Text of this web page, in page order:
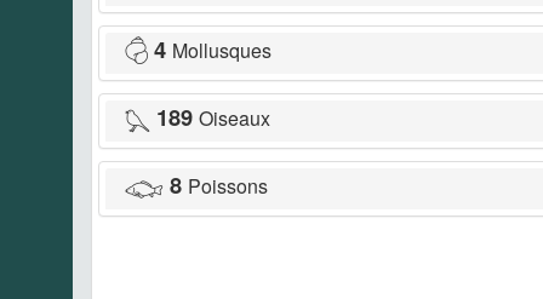
4 Mollusques
189 Oiseaux
8 Poissons